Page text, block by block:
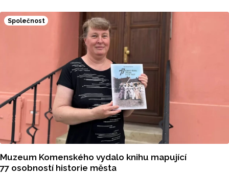
přibylo ubytovaných cizinců, kterých bylo 45 548,
meziročně o 9,1 procenta více. Naopak domácích hostů
v regionu ubylo, kraj v tomto období navštívilo 174 882
turistů, což bylo meziročně o 3,6 procenta méně. Celkový
počet přenocování v kraji klesl o 4,7 procenta. Údaje
dnes zveřejnil Český statistický úřad (ČSÚ).
Společnost
Muzeum Komenského vydalo knihu mapující
77 osobností historie města